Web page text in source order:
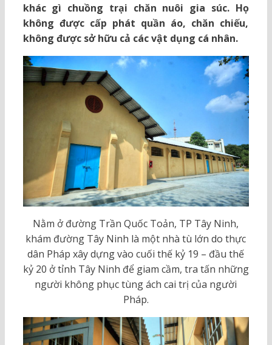
khác gì chuồng trại chăn nuôi gia súc. Họ
không được cấp phát quần áo, chăn chiếu,
không được sở hữu cả các vật dụng cá nhân.
Nằm ở đường Trần Quốc Toản, TP Tây Ninh,
khám đường Tây Ninh là một nhà tù lớn do thực
dân Pháp xây dựng vào cuối thế kỷ 19 – đầu thế
kỷ 20 ở tỉnh Tây Ninh để giam cầm, tra tấn những
người không phục tùng ách cai trị của người
Pháp.